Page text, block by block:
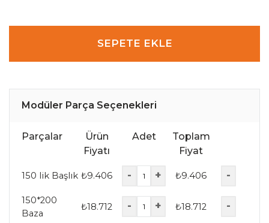
SEPETE EKLE
Modüler Parça Seçenekleri
Parçalar
Ürün
Fiyatı
Adet
Toplam
Fiyat
150 lik Başlık ₺9.406 - + ₺9.406 -
150*200
Baza
₺18.712 - + ₺18.712 -